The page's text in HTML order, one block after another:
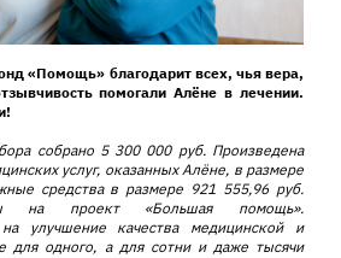
«Помощь» благодарит всех, чья вера,
помогали Алёне в лечении.
собрано 5 300 000 руб. Произведена
услуг, оказанных Алёне, в размере
средства в размере 921 555,96 руб.
на проект «Большая помощь».
улучшение качества медицинской и
для одного, а для сотни и даже тысячи